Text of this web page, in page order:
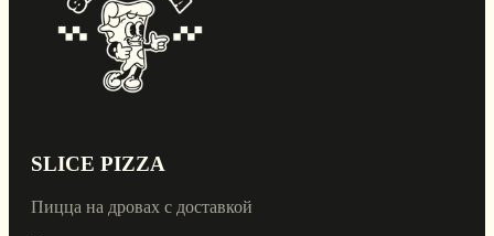
SLICE PIZZA
Пицца на дровах с доставкой